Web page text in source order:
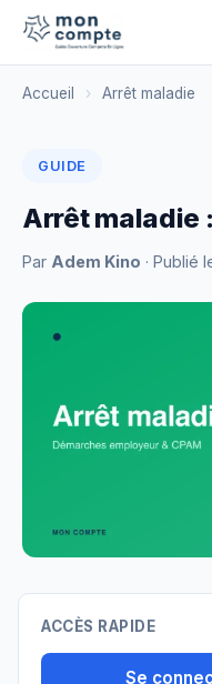
Accueil › Arrêt maladie
GUIDE
Arrêt maladie
Par Adem Kino · Publié
ACCÈS RAPIDE
Se